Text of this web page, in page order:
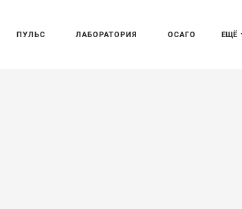
ЕЩЁ
ПУЛЬС ЛАБОРАТОРИЯ ОСАГО